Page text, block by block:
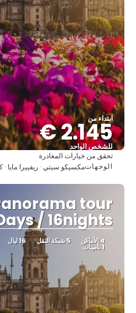
ابتداء من
2.145 €
للشخص الواحد
تحقق من خيارات المغادرة
الوجهاتمكسيكو سيتي · ريفييرا مايا ·
tour
/ 16nights!
4 الأماكن 5 شبكة النقل 16 ليال
1 تأمينات